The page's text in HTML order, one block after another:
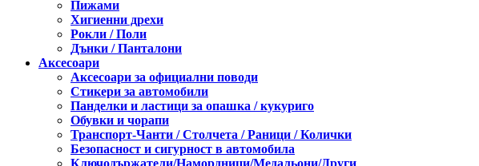
Пижами
Хигиенни дрехи
Рокли / Поли
Дънки / Панталони
Аксесоари
Аксесоари за официални поводи
Стикери за автомобили
Панделки и ластици за опашка / кукуриго
Обувки и чорапи
Транспорт-Чанти / Столчета / Раници / Колички
Безопасност и сигурност в автомобила
Ключодържатели/Намордници/Медальони/Други